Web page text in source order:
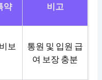
약 비고
보
통원 및 입원 급
여 보장 충분